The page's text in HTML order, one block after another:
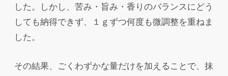
した。しかし、苦み・旨み・香りのバランスにどう
しても納得できず、１ｇずつ何度も微調整を重ねま
した。
その結果、ごくわずかな量だけを加えることで、抹